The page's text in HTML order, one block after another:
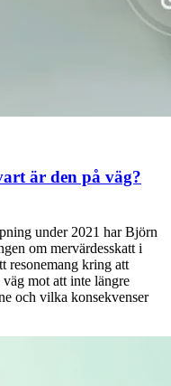
är den på väg?
under 2021 har Björn
om mervärdesskatt i
resonemang kring att
mot att inte längre
och vilka konsekvenser